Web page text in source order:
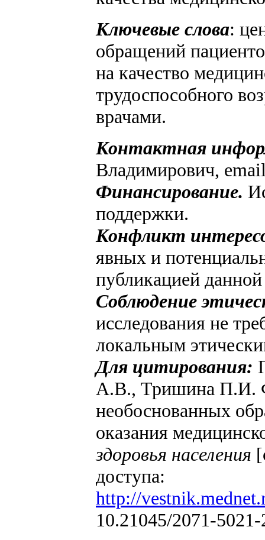
Ключевые слова:
обращений
на качество
трудоспособного
врачами.
Контактная
Владимирович,
Финансирование.
поддержки.
Конфликт
явных и
публикацией данной
Соблюдение
исследования не
локальным
Для цитирования:
А.В., Тришина П.И.
необоснованных
оказания
здоровья населения
доступа:
http://
10.21045/2071-